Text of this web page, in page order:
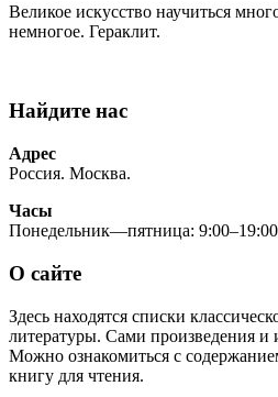
Великое искусство научиться
немногое. Гераклит.
Найдите нас
Адрес
Россия. Москва.
Часы
Понедельник—пятница: 9:00–19:00
О сайте
Здесь находятся списки
литературы. Сами произведения и
Можно ознакомиться с
книгу для чтения.